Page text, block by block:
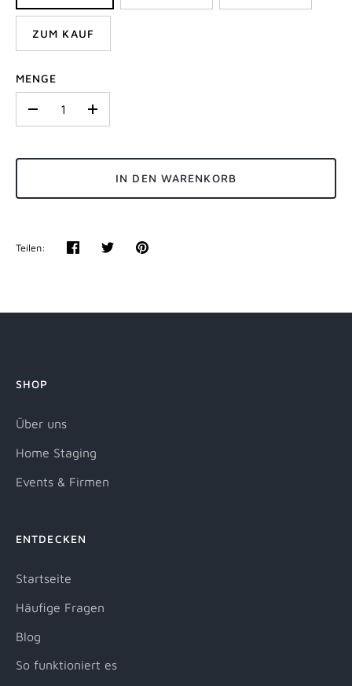
ZUM KAUF
MENGE
+
IN DEN WARENKORB
Teilen:
TeilenTwitternPinnen
SHOP
Über uns
Home Staging
Events & Firmen
ENTDECKEN
Startseite
Häufige Fragen
Blog
So funktioniert es